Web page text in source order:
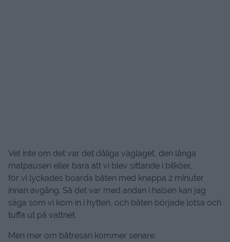
Vet inte om det var det dåliga väglaget, den långa
matpausen eller bara att vi blev sittande i bilköer,
för vi lyckades boarda båten med knappa 2 minuter
innan avgång. Så det var med andan i halsen kan jag
säga som vi kom in i hytten, och båten började lotsa och
tuffa ut på vattnet.
Men mer om båtresan kommer senare.